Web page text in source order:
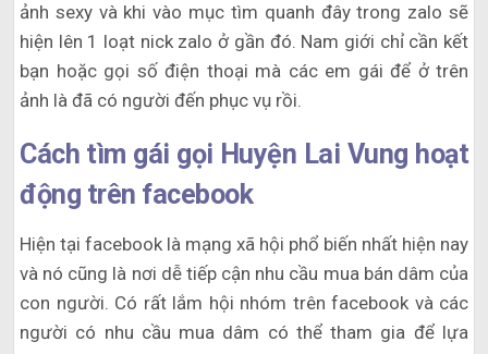
ảnh sexy và khi vào mục tìm quanh đây trong zalo sẽ
hiện lên 1 loạt nick zalo ở gần đó. Nam giới chỉ cần kết
bạn hoặc gọi số điện thoại mà các em gái để ở trên
ảnh là đã có người đến phục vụ rồi.
Cách tìm gái gọi Huyện Lai Vung hoạt
động trên facebook
Hiện tại facebook là mạng xã hội phổ biến nhất hiện nay
và nó cũng là nơi dễ tiếp cận nhu cầu mua bán dâm của
con người. Có rất lắm hội nhóm trên facebook và các
người có nhu cầu mua dâm có thể tham gia để lựa